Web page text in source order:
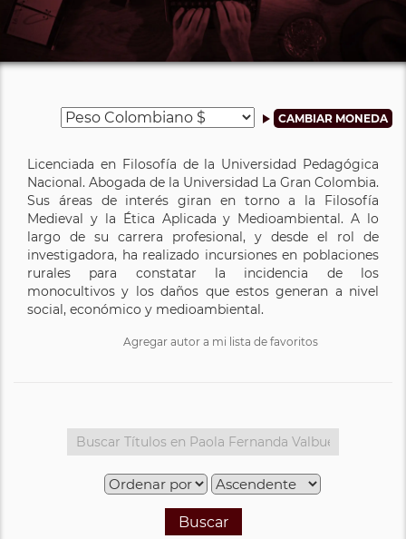
Licenciada en Filosofía de la Universidad Pedagógica
Nacional. Abogada de la Universidad La Gran Colombia.
Sus áreas de interés giran en torno a la Filosofía
Medieval y la Ética Aplicada y Medioambiental. A lo
largo de su carrera profesional, y desde el rol de
investigadora, ha realizado incursiones en poblaciones
rurales para constatar la incidencia de los
monocultivos y los daños que estos generan a nivel
social, económico y medioambiental.
Agregar autor a mi lista de favoritos
Buscar